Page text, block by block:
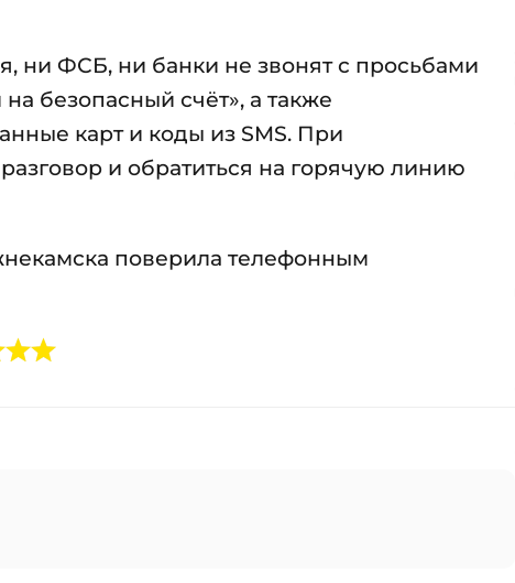
ни ФСБ, ни банки не звонят с просьбами
безопасный счёт», а также
карт и коды из SMS. При
и обратиться на горячую линию
поверила телефонным